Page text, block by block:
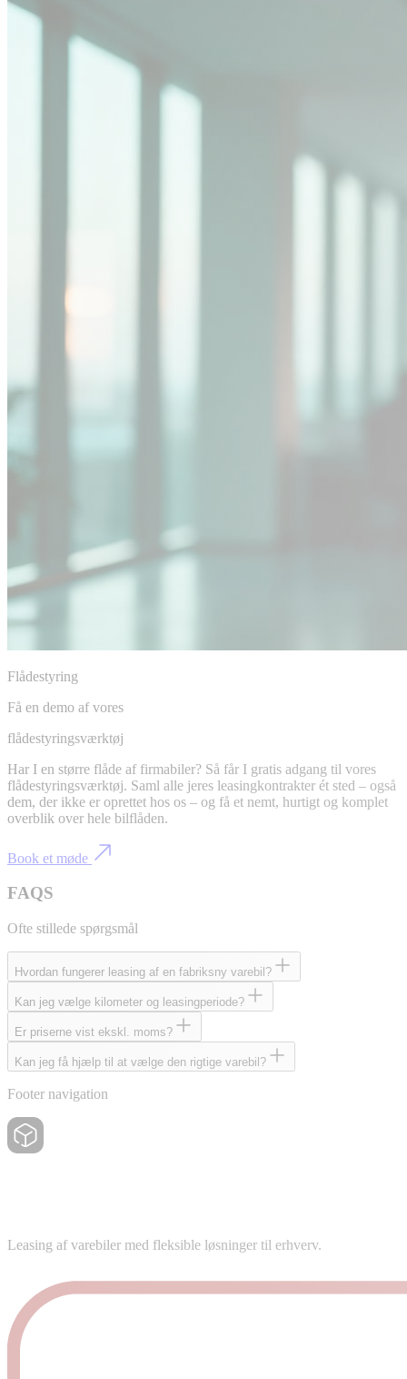
Flådestyring
Få en demo af vores
flådestyringsværktøj
Har I en større flåde af firmabiler? Så får I gratis adgang til vores
flådestyringsværktøj. Saml alle jeres leasingkontrakter ét sted – også
dem, der ikke er oprettet hos os – og få et nemt, hurtigt og komplet
overblik over hele bilflåden.
Book et møde
FAQS
Ofte stillede spørgsmål
Hvordan fungerer leasing af en fabriksny varebil?
Kan jeg vælge kilometer og leasingperiode?
Er priserne vist ekskl. moms?
Kan jeg få hjælp til at vælge den rigtige varebil?
Footer navigation
Leasing af varebiler med fleksible løsninger til erhverv.